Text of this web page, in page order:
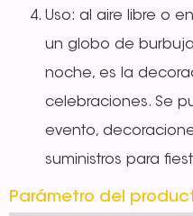
Uso: al aire libre o
un globo de
noche, es la
celebraciones. Se
evento,
suministros para
Parámetro del